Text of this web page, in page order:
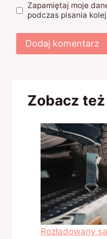
Zapamiętaj moje
podczas pisania
Zobacz też
Rozładowany